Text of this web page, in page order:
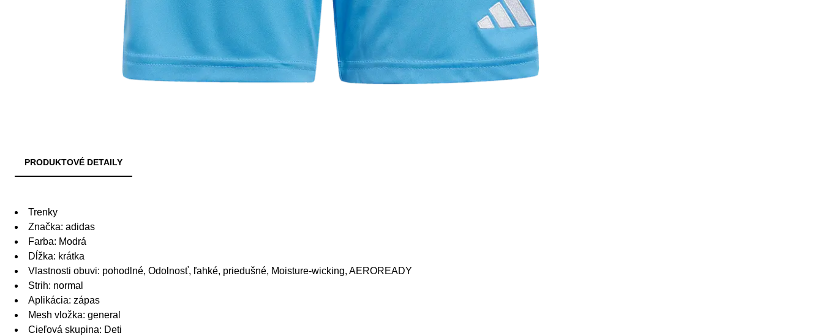
PRODUKTOVÉ DETAILY
Trenky
Značka: adidas
Farba: Modrá
Dĺžka: krátka
Vlastnosti obuvi: pohodlné, Odolnosť, ľahké, priedušné, Moisture-wicking, AEROREADY
Strih: normal
Aplikácia: zápas
Mesh vložka: general
Cieľová skupina: Deti